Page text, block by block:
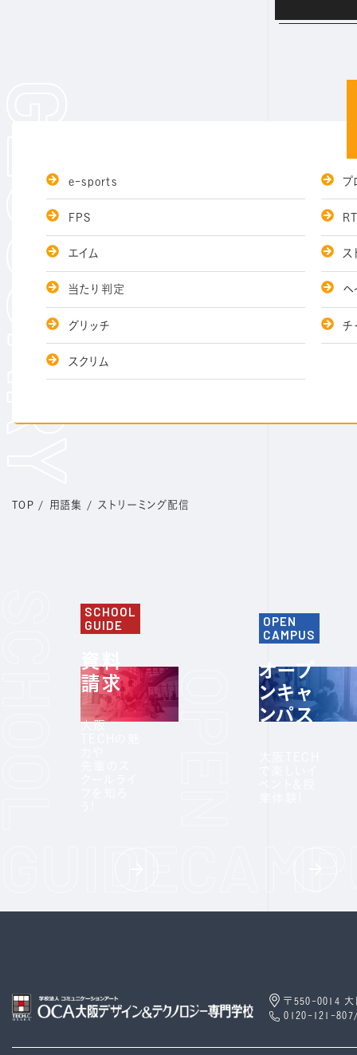
e-sports プ
FPS
エイム ス
当たり判定 ヘ
グリッチ チ
スクリム
TOP / 用語集 / ストリーミング配信
SCHOOL
GUIDE
資料
請求
大阪
OPEN
CAMPUS
オープ
ンキャ
ンパス
で楽しいイ
ベント＆授
業体験!
〒550-0014 大
0120-121-